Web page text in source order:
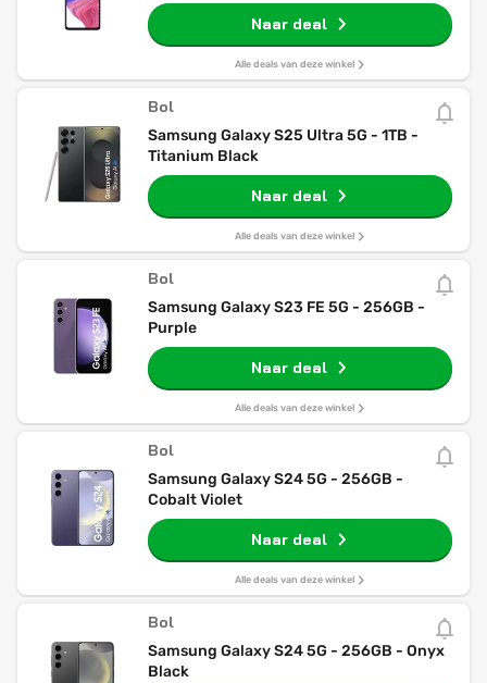
Naar deal
Alle deals van deze winkel
Bol
Samsung Galaxy S25 Ultra 5G - 1TB -
Titanium Black
Naar deal
Alle deals van deze winkel
Bol
Samsung Galaxy S23 FE 5G - 256GB -
Purple
Naar deal
Alle deals van deze winkel
Bol
Samsung Galaxy S24 5G - 256GB -
Cobalt Violet
Naar deal
Alle deals van deze winkel
Bol
Samsung Galaxy S24 5G - 256GB - Onyx
Black